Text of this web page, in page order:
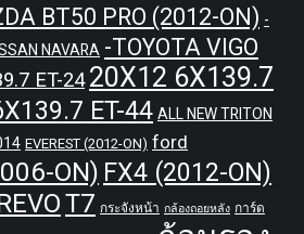
BT50 PRO (2012-ON) -
NAVARA -TOYOTA VIGO
ET-24 20X12 6X139.7
ET-44 ALL NEW TRITON
EVEREST (2012-ON) ford
ON) FX4 (2012-ON)
T7 กระจังหน้า กล้องถอยหลัง การ์ด